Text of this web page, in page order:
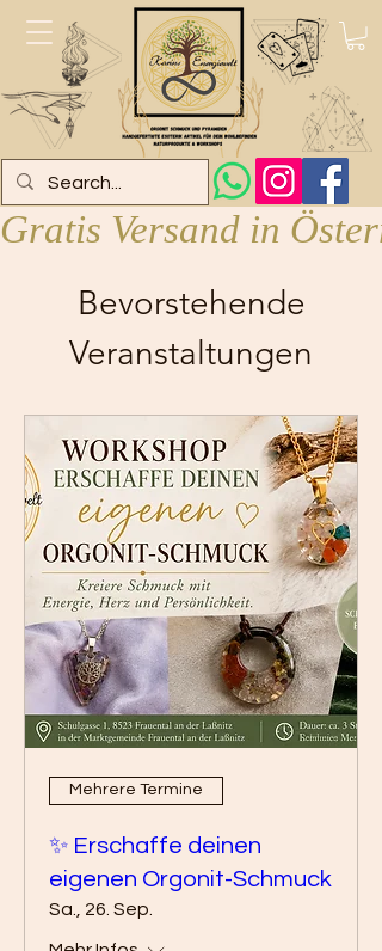
Gratis Versand in
Bevorstehende
Veranstaltungen
Mehrere Termine
✨ Erschaffe deinen
eigenen Orgonit-Schmuck
Sa., 26. Sep.